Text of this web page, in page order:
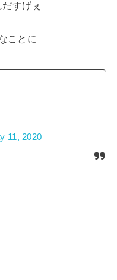
すげぇ
ことに
11, 2020